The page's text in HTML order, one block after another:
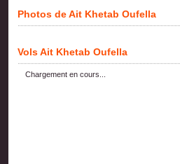
Photos de Ait Khetab Oufella
Vols Ait Khetab Oufella
Chargement en cours...